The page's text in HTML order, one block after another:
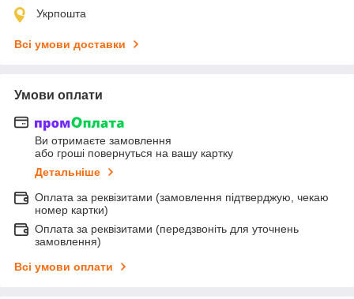
Укрпошта
Всі умови доставки
Умови оплати
Ви отримаєте замовлення
або гроші повернуться на вашу картку
Детальніше
Оплата за реквізитами (замовлення підтверджую, чекаю
номер картки)
Оплата за реквізитами (передзвоніть для уточнень
замовлення)
Всі умови оплати